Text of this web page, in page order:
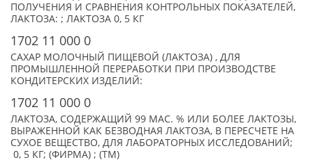
ПОЛУЧЕНИЯ И СРАВНЕНИЯ КОНТРОЛЬНЫХ ПОКАЗАТЕЛЕЙ,
ЛАКТОЗА: ; ЛАКТОЗА 0, 5 КГ
1702 11 000 0
САХАР МОЛОЧНЫЙ ПИЩЕВОЙ (ЛАКТОЗА) , ДЛЯ
ПРОМЫШЛЕННОЙ ПЕРЕРАБОТКИ ПРИ ПРОИЗВОДСТВЕ
КОНДИТЕРСКИХ ИЗДЕЛИЙ:
1702 11 000 0
ЛАКТОЗА, СОДЕРЖАЩИЙ 99 МАС. % ИЛИ БОЛЕЕ ЛАКТОЗЫ,
ВЫРАЖЕННОЙ КАК БЕЗВОДНАЯ ЛАКТОЗА, В ПЕРЕСЧЕТЕ НА
СУХОЕ ВЕЩЕСТВО, ДЛЯ ЛАБОРАТОРНЫХ ИССЛЕДОВАНИЙ;
0, 5 КГ; (ФИРМА) ; (TM)